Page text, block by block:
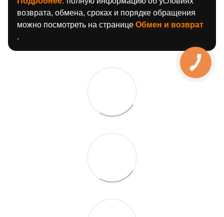
возврата, обмена, сроках и порядке обращения
можно посмотреть на странице Обмен и возврат
.